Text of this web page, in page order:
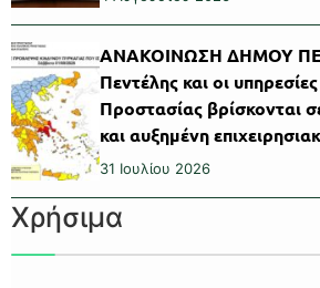
ΑΝΑΚΟΙΝΩΣΗ ΔΗΜΟΥ
Πεντέλης και οι
Προστασίας βρίσκονται
και αυξημένη
31 Ιουλίου 2026
Χρήσιμα